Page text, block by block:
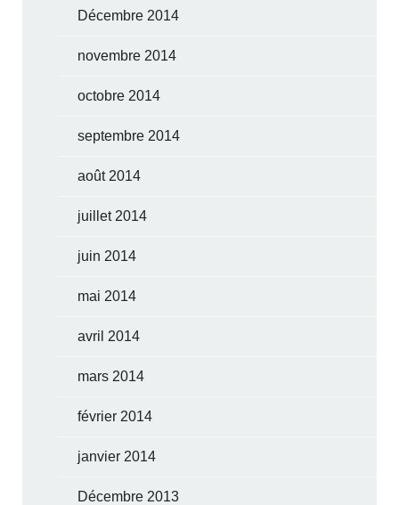
Décembre 2014
novembre 2014
octobre 2014
septembre 2014
août 2014
juillet 2014
juin 2014
mai 2014
avril 2014
mars 2014
février 2014
janvier 2014
Décembre 2013